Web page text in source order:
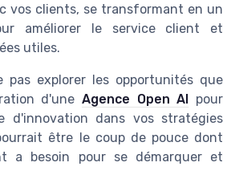
vos clients, se transformant en un
améliorer le service client et
utiles.
pas explorer les opportunités que
d'une Agence Open AI pour
d'innovation dans vos stratégies
être le coup de pouce dont
a besoin pour se démarquer et